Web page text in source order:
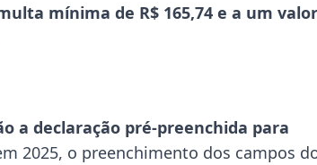
mínima de R$ 165,74 e a um valor
a declaração pré-preenchida para
2025, o preenchimento dos campos